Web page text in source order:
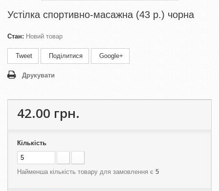
Устілка спортивно-масажна (43 р.) чорна
Стан: Новий товар
Tweet Поділитися Google+
Друкувати
42.00 грн.
Кількість
Найменша кількість товару для замовлення є 5